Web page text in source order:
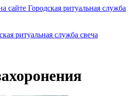
ритуальная служба свеча